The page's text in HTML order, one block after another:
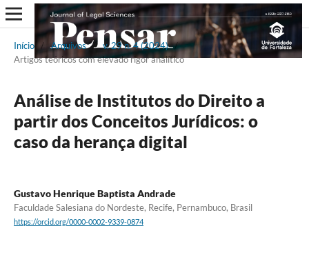
Início / Arquivos / v. 29 n. 4 (2024) /
Artigos teóricos com elevado rigor analítico
Análise de Institutos do Direito a
partir dos Conceitos Jurídicos: o
caso da herança digital
Gustavo Henrique Baptista Andrade
Faculdade Salesiana do Nordeste, Recife, Pernambuco, Brasil
https://orcid.org/0000-0002-9339-0874